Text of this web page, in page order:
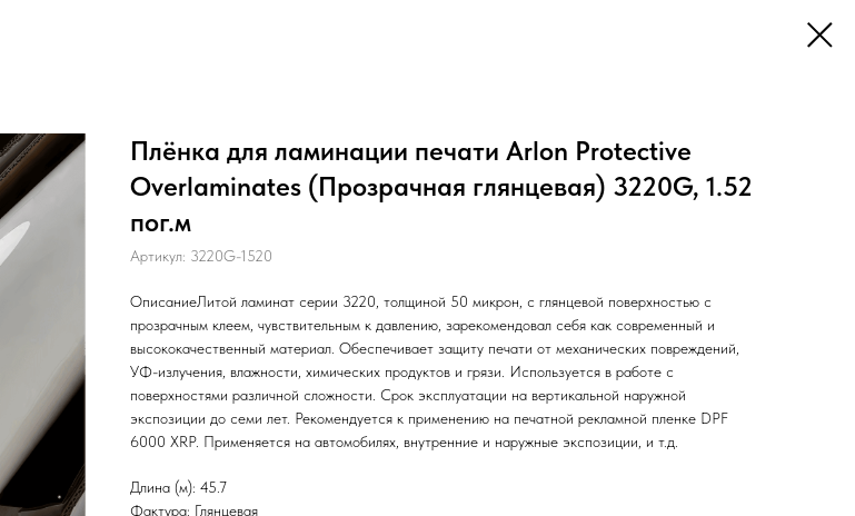
Плёнка для ламинации печати Arlon Protective
Overlaminates (Прозрачная глянцевая) 3220G, 1.52
пог.м
Артикул: 3220G-1520
ОписаниеЛитой ламинат серии 3220, толщиной 50 микрон, с глянцевой поверхностью с
прозрачным клеем, чувствительным к давлению, зарекомендовал себя как современный и
высококачественный материал. Обеспечивает защиту печати от механических повреждений,
УФ-излучения, влажности, химических продуктов и грязи. Используется в работе с
поверхностями различной сложности. Срок эксплуатации на вертикальной наружной
экспозиции до семи лет. Рекомендуется к применению на печатной рекламной пленке DPF
6000 XRP. Применяется на автомобилях, внутренние и наружные экспозиции, и т.д.
Длина (м): 45.7
Фактура: Глянцевая